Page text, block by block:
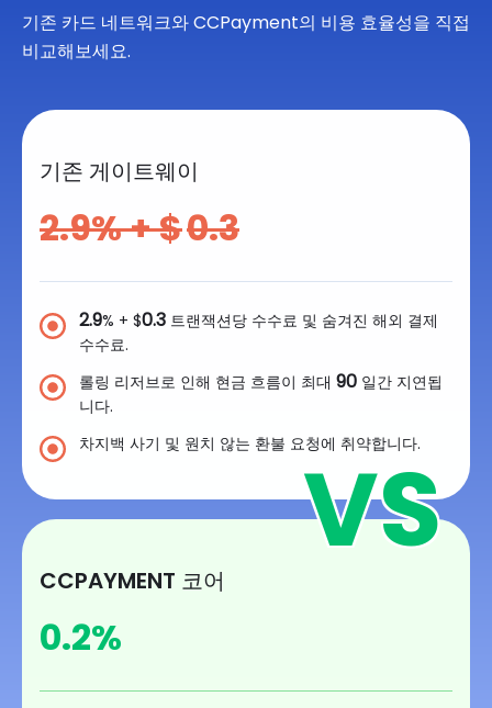
기존 카드 네트워크와 CCPayment의 비용 효율성을 직접
비교해보세요.
기존 게이트웨이
2.9% + $0.3
2.9% + $0.3 트랜잭션당 수수료 및 숨겨진 해외 결제
수수료.
롤링 리저브로 인해 현금 흐름이 최대 90 일간 지연됩
니다.
차지백 사기 및 원치 않는 환불 요청에 취약합니다.
CCPAYMENT 코어
0.2%